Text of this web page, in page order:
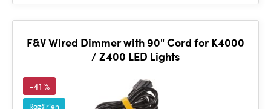
F&V Wired Dimmer with 90" Cord for K4000
/ Z400 LED Lights
-41 %
Razširjen